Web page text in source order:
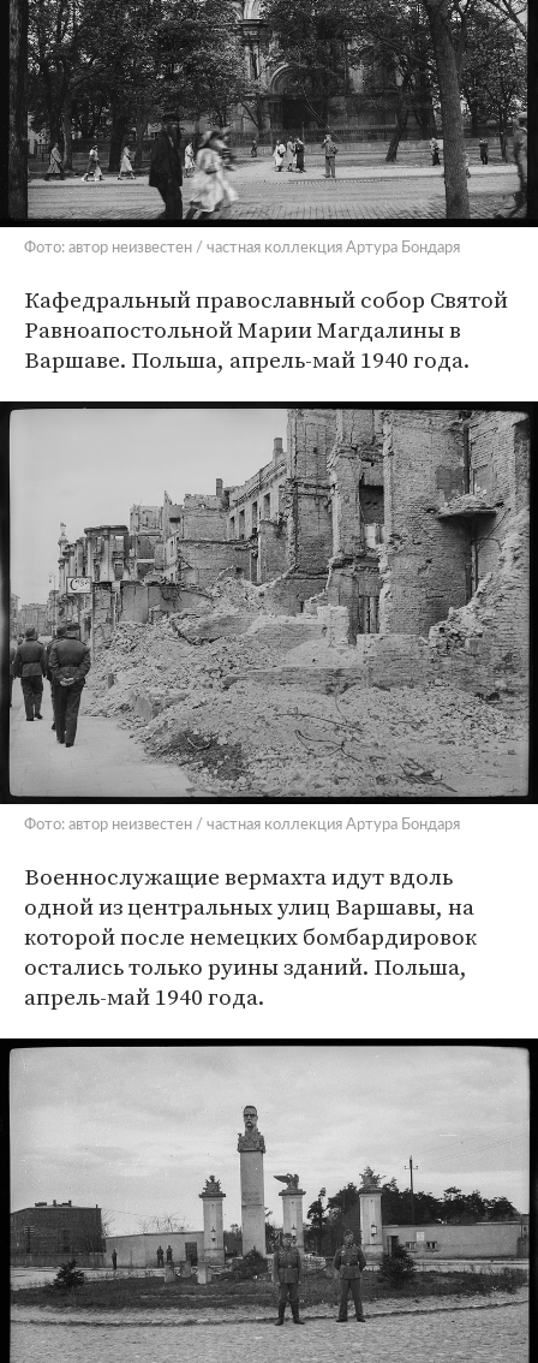
Фото: автор неизвестен / частная коллекция Артура Бондаря
Кафедральный православный собор Святой
Равноапостольной Марии Магдалины в
Варшаве. Польша, апрель-май 1940 года.
Фото: автор неизвестен / частная коллекция Артура Бондаря
Военнослужащие вермахта идут вдоль
одной из центральных улиц Варшавы, на
которой после немецких бомбардировок
остались только руины зданий. Польша,
апрель-май 1940 года.